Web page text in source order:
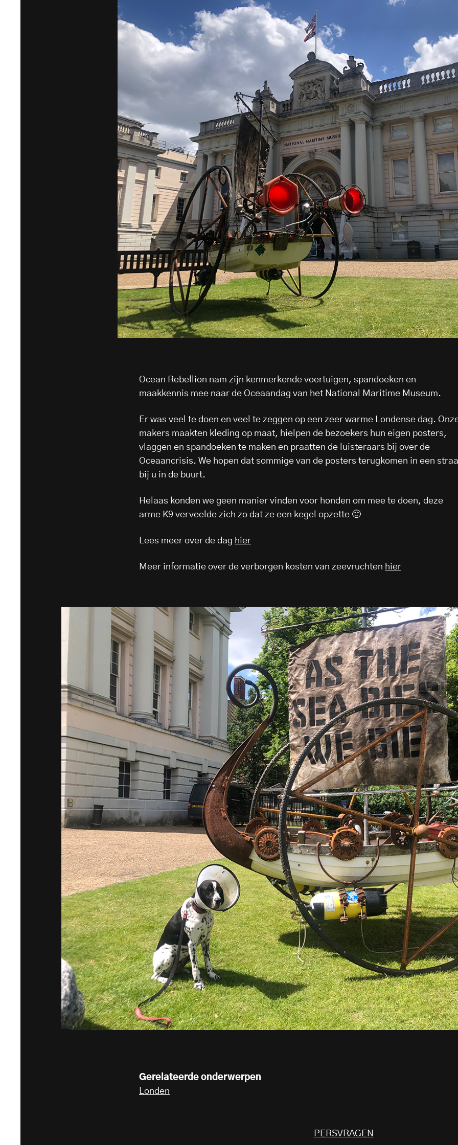
Ocean Rebellion nam zijn kenmerkende voertuigen, spandoeken en
maakkennis mee naar de Oceaandag van het National Maritime Museum.
Er was veel te doen en veel te zeggen op een zeer warme Londense dag.
makers maakten kleding op maat, hielpen de bezoekers hun eigen posters,
vlaggen en spandoeken te maken en praatten de luisteraars bij over de
Oceaancrisis. We hopen dat sommige van de posters terugkomen in een
bij u in de buurt.
Helaas konden we geen manier vinden voor honden om mee te doen, deze
arme K9 verveelde zich zo dat ze een kegel opzette 🙂
Lees meer over de dag hier
Meer informatie over de verborgen kosten van zeevruchten hier
Gerelateerde onderwerpen
Londen
PERSVRAGEN